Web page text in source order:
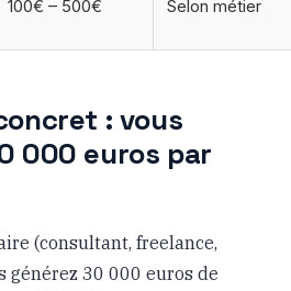
100€ – 500€ Selon métier
: vous
000 euros par
(consultant, freelance,
générez 30 000 euros de